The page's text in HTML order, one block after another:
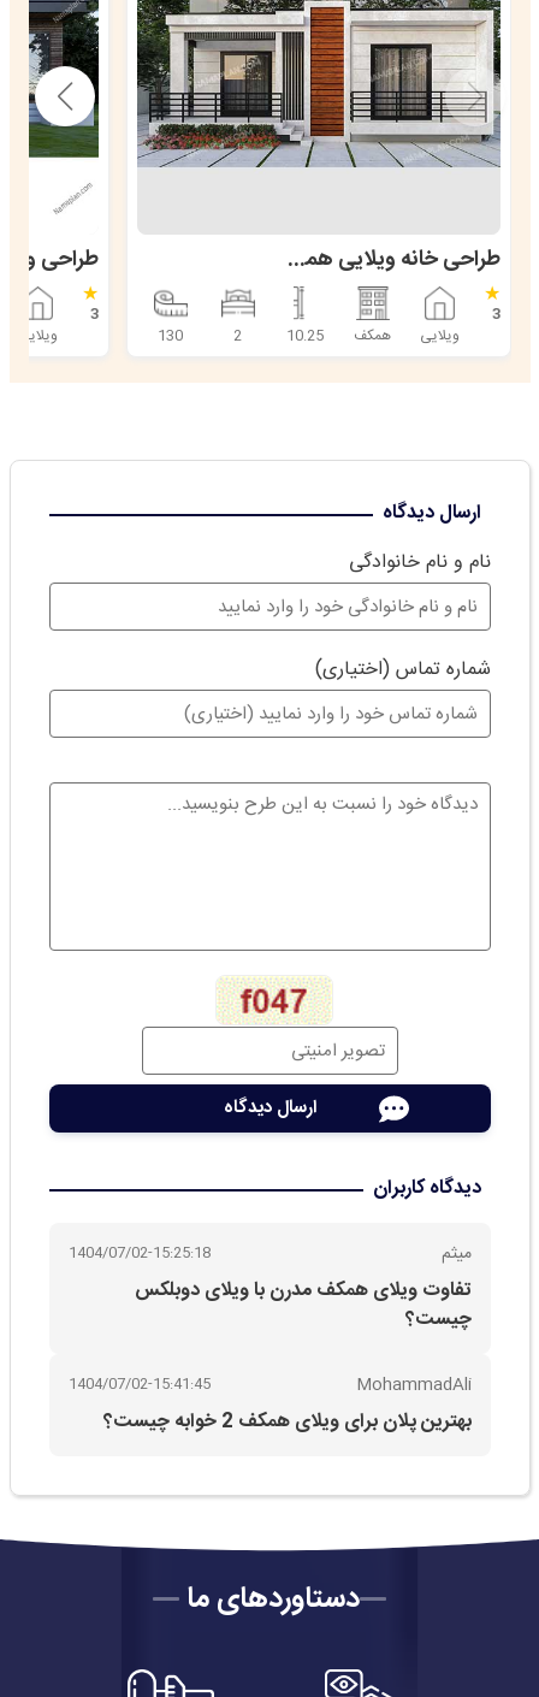
طراحی خانه ویلایی همکف 130 متری
★
3
ویلایی
همکف 10.25
2
130
★
3
ویلایی
ارسال دیدگاه
نام و نام خانوادگی
شماره تماس (اختیاری)
دیدگاه کاربران
میثم 1404/07/02-15:25:18
تفاوت ویلای همکف مدرن با ویلای دوبلکس
چیست؟
MohammadAli
1404/07/02-15:41:45
بهترین پلان برای ویلای همکف 2 خوابه چیست؟
دستاوردهای ما